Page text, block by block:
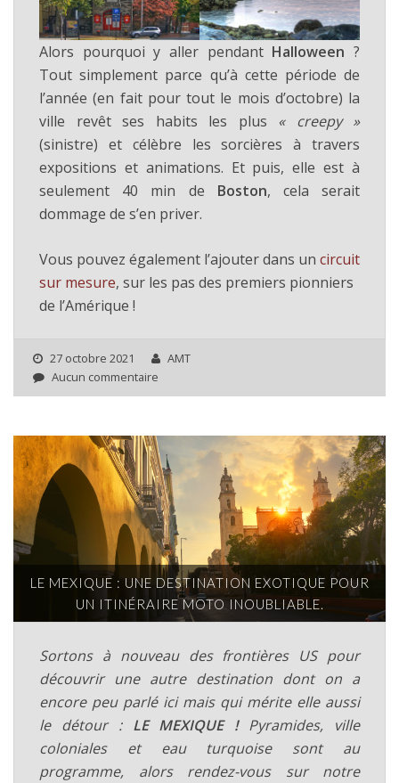
Alors pourquoi y aller pendant Halloween?
Tout simplement parce qu’à cette période de
l’année (en fait pour tout le mois d’octobre) la
ville revêt ses habits les plus « creepy »
(sinistre) et célèbre les sorcières à travers
expositions et animations. Et puis, elle est à
seulement 40 min de Boston, cela serait
dommage de s’en priver.
Vous pouvez également l’ajouter dans un circuit
sur mesure, sur les pas des premiers pionniers
de l’Amérique !
27 octobre 2021
AMT
Aucun commentaire
LE MEXIQUE : UNE DESTINATION EXOTIQUE POUR
UN ITINÉRAIRE MOTO INOUBLIABLE.
Sortons à nouveau des frontières US pour
découvrir une autre destination dont on a
encore peu parlé ici mais qui mérite elle aussi
le détour : LE MEXIQUE !Pyramides, ville
coloniales et eau turquoise sont au
programme, alors rendez-vous sur notre